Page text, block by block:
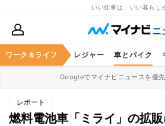
いい仕事は、いい暮らし
ワーク＆ライフ
スケア グルメ レジャー 車とバイク
Googleでマイナビニュースを優
レポート
燃料電池車「ミライ」の拡